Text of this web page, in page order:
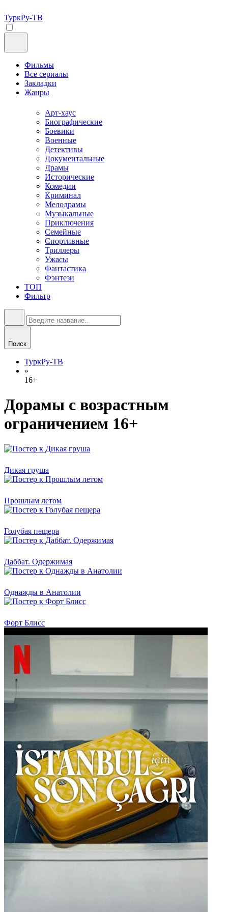
ТуркРу-ТВ
Фильмы
Все сериалы
Закладки
Жанры
Арт-хаус
Биографические
Боевики
Военные
Детективы
Документальные
Драмы
Исторические
Комедии
Криминал
Мелодрамы
Музыкальные
Приключения
Семейные
Спортивные
Триллеры
Ужасы
Фантастика
Фэнтези
ТОП
Фильтр
Поиск
ТуркРу-ТВ
»
16+
Дорамы с возрастным
ограничением 16+
Дикая груша
Прошлым летом
Голубая пещера
Даббат. Одержимая
Однажды в Анатолии
Форт Блисс